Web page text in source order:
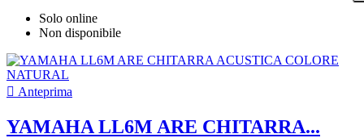
Solo online
Non disponibile
 Anteprima
YAMAHA LL6M ARE CHITARRA...